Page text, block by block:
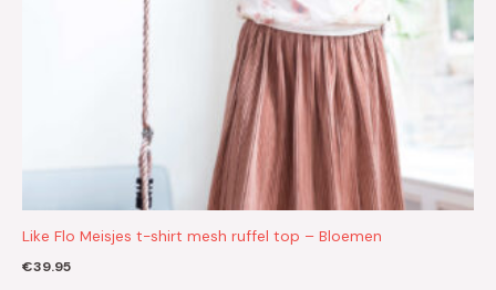
Like Flo Meisjes t-shirt mesh ruffel top – Bloemen
€39.95